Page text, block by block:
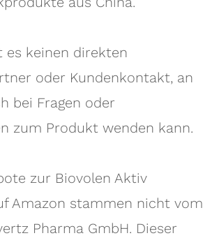
es keinen direkten
oder Kundenkontakt, an
bei Fragen oder
zum Produkt wenden kann.
zur Biovolen Aktiv
Amazon stammen nicht vom
Pharma GmbH. Dieser